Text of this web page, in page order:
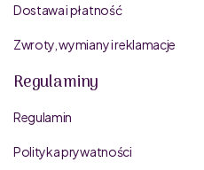
Dostawa i płatność
Zwroty, wymiany i reklamacje
Regulaminy
Regulamin
Polityka prywatności